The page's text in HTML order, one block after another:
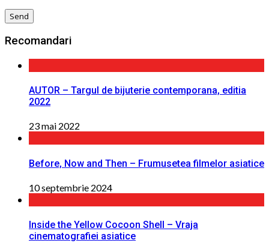
Recomandari
AUTOR – Targul de bijuterie contemporana, editia
2022
23 mai 2022
Before, Now and Then – Frumusetea filmelor asiatice
10 septembrie 2024
Inside the Yellow Cocoon Shell – Vraja
cinematografiei asiatice